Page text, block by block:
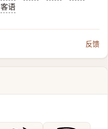
客语
反馈